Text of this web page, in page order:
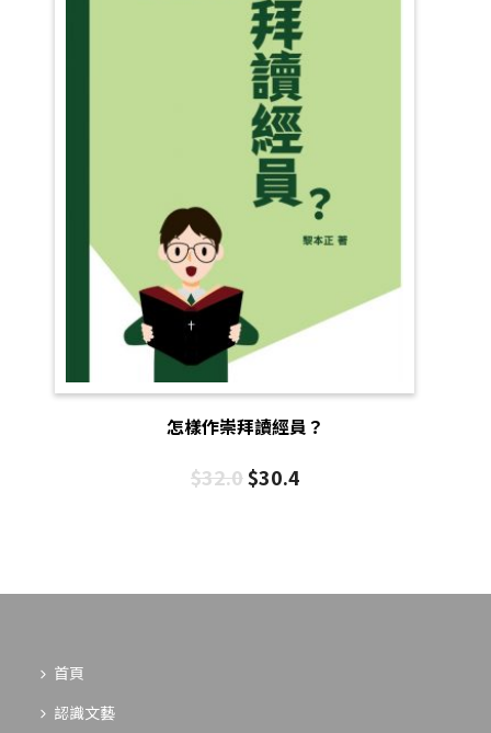
怎樣作崇拜讀經員？
$32.0$30.4
首頁
認識文藝